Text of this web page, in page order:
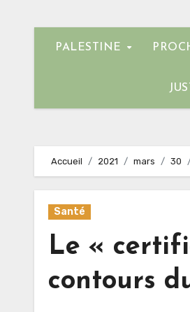
PALESTINE
Accueil 2021 mars 30
Santé
Le «
contours